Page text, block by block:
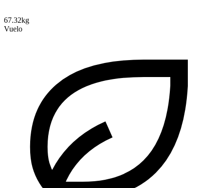
67.32kg
Vuelo